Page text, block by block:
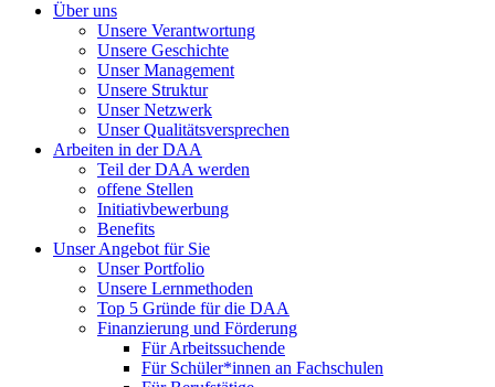
Über uns
Unsere Verantwortung
Unsere Geschichte
Unser Management
Unsere Struktur
Unser Netzwerk
Unser Qualitätsversprechen
Arbeiten in der DAA
Teil der DAA werden
offene Stellen
Initiativbewerbung
Benefits
Unser Angebot für Sie
Unser Portfolio
Unsere Lernmethoden
Top 5 Gründe für die DAA
Finanzierung und Förderung
Für Arbeitssuchende
Für Schüler*innen an Fachschulen